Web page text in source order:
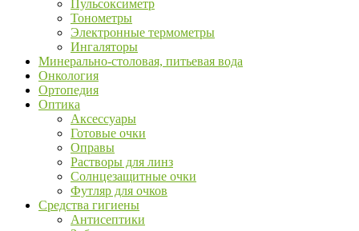
Пульсоксиметр
Тонометры
Электронные термометры
Ингаляторы
Минерально-столовая, питьевая вода
Онкология
Ортопедия
Оптика
Аксессуары
Готовые очки
Оправы
Растворы для линз
Солнцезащитные очки
Футляр для очков
Средства гигиены
Антисептики